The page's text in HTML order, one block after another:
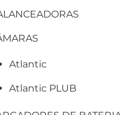
Atlantic
Atlantic PLUB